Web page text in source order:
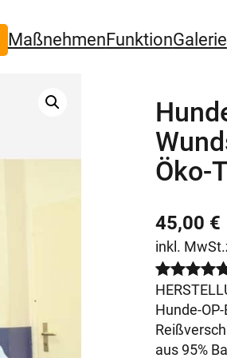
MaßnehmenFunktionGalerie
Öko-
45,00 €
inkl. MwSt.
Bewertet
mit5.00
von 5,
1
Hunde-
aus 95%